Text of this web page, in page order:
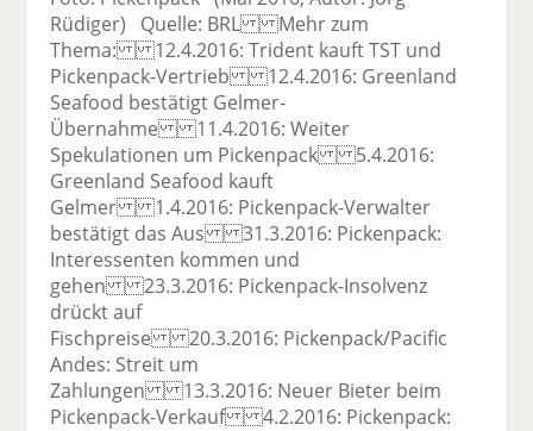
Rüdiger) Quelle: BRL Mehr zum
Thema: 12.4.2016: Trident kauft TST und
Pickenpack-Vertrieb 12.4.2016: Greenland
Seafood bestätigt Gelmer-
Übernahme 11.4.2016: Weiter
Spekulationen um Pickenpack 5.4.2016:
Greenland Seafood kauft
Gelmer 1.4.2016: Pickenpack-Verwalter
bestätigt das Aus 31.3.2016: Pickenpack:
Interessenten kommen und
gehen 23.3.2016: Pickenpack-Insolvenz
drückt auf
Fischpreise 20.3.2016: Pickenpack/Pacific
Andes: Streit um
Zahlungen 13.3.2016: Neuer Bieter beim
Pickenpack-Verkauf 4.2.2016: Pickenpack: